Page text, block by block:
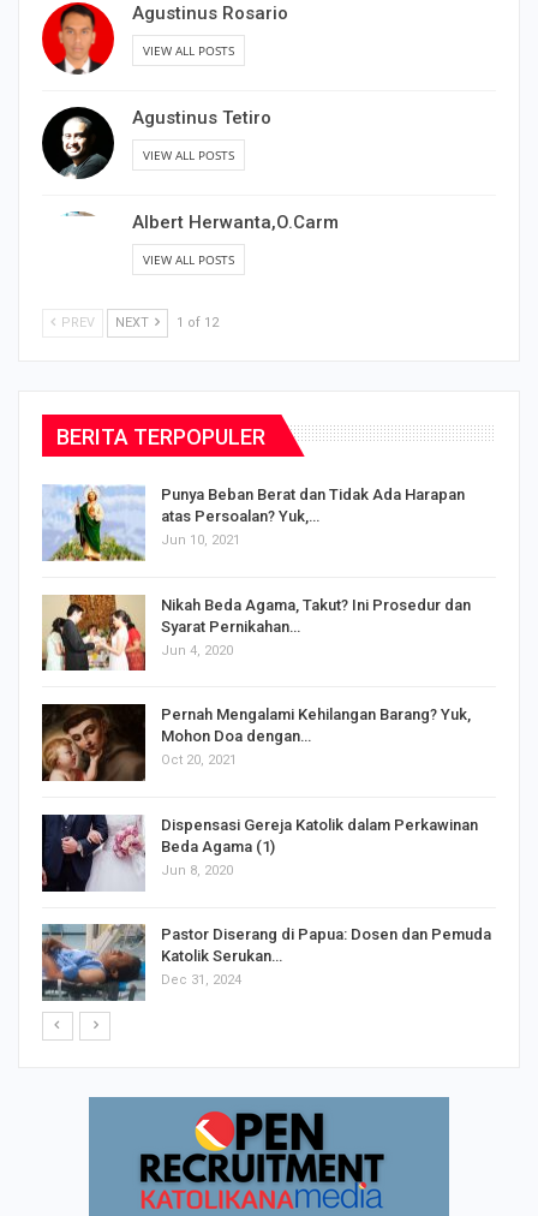
Agustinus Rosario
VIEW ALL POSTS
Agustinus Tetiro
VIEW ALL POSTS
Albert Herwanta,O.Carm
VIEW ALL POSTS
PREV NEXT 1 of 12
BERITA TERPOPULER
Punya Beban Berat dan Tidak Ada Harapan
atas Persoalan? Yuk,…
Jun 10, 2021
Nikah Beda Agama, Takut? Ini Prosedur dan
Syarat Pernikahan…
Jun 4, 2020
Pernah Mengalami Kehilangan Barang? Yuk,
Mohon Doa dengan…
Oct 20, 2021
Dispensasi Gereja Katolik dalam Perkawinan
Beda Agama (1)
Jun 8, 2020
Pastor Diserang di Papua: Dosen dan Pemuda
Katolik Serukan…
Dec 31, 2024